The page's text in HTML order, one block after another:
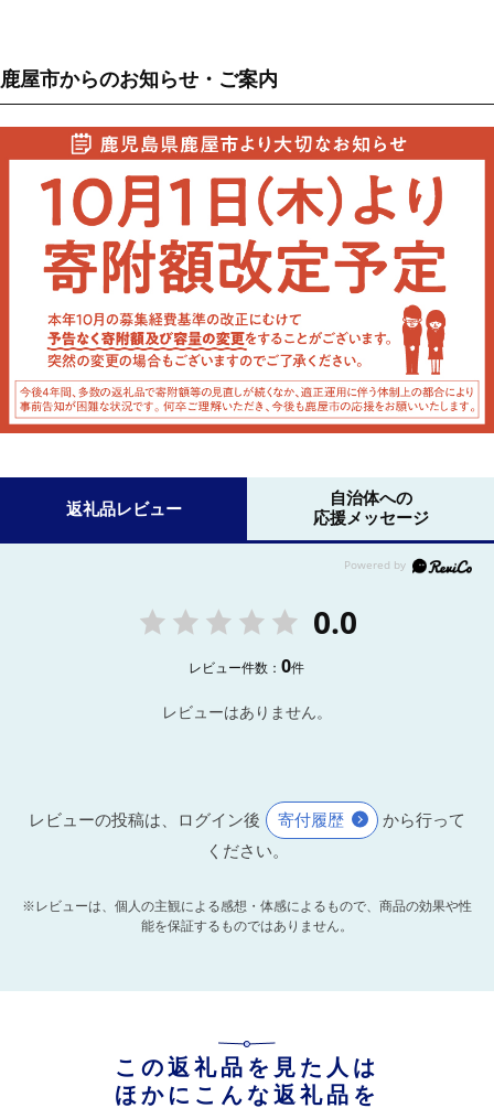
鹿屋市からのお知らせ・ご案内
返礼品レビュー
自治体への
応援メッセージ
0.0
レビュー件数：0件
レビューはありません。
レビューの投稿は、ログイン後 寄付履歴
から行って
ください。
※レビューは、個人の主観による感想・体感によるもので、商品の効果や性
能を保証するものではありません。
この返礼品を見た人は
ほかにこんな返礼品を